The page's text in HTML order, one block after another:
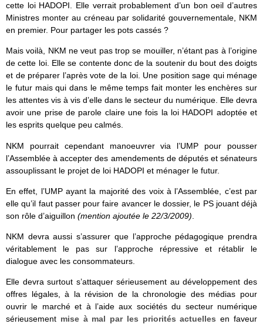
cette loi HADOPI. Elle verrait probablement d’un bon oeil d’autres
Ministres monter au créneau par solidarité gouvernementale, NKM
en premier. Pour partager les pots cassés ?
Mais voilà, NKM ne veut pas trop se mouiller, n’étant pas à l’origine
de cette loi. Elle se contente donc de la soutenir du bout des doigts
et de préparer l’après vote de la loi. Une position sage qui ménage
le futur mais qui dans le même temps fait monter les enchères sur
les attentes vis à vis d’elle dans le secteur du numérique. Elle devra
avoir une prise de parole claire une fois la loi HADOPI adoptée et
les esprits quelque peu calmés.
NKM pourrait cependant manoeuvrer via l’UMP pour pousser
l’Assemblée à accepter des amendements de députés et sénateurs
assouplissant le projet de loi HADOPI et ménager le futur.
En effet, l’UMP ayant la majorité des voix à l’Assemblée, c’est par
elle qu’il faut passer pour faire avancer le dossier, le PS jouant déjà
son rôle d’aiguillon (mention ajoutée le 22/3/2009)
NKM devra aussi s’assurer que l’approche pédagogique prendra
véritablement le pas sur l’approche répressive et rétablir le
dialogue avec les consommateurs.
Elle devra surtout s’attaquer sérieusement au développement des
offres légales, à la révision de la chronologie des médias pour
ouvrir le marché et à l’aide aux sociétés du secteur numérique
sérieusement mise à mal par les priorités actuelles en faveur